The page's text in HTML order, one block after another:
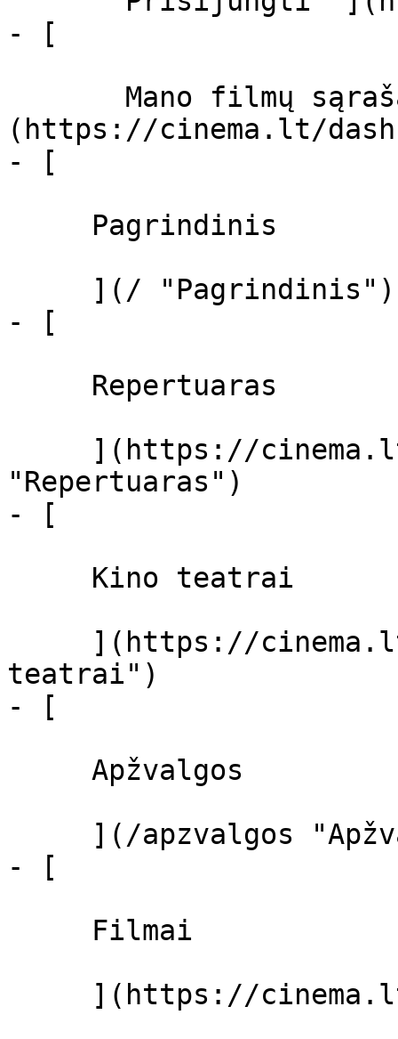
- [
(https://cinema.lt/
- [
- [
"Repertuaras")
- [
teatrai")
- [
- [